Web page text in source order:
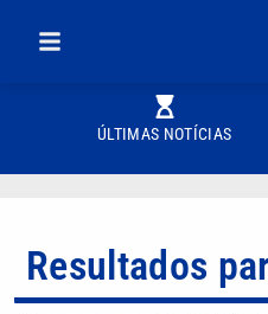
ÚLTIMAS NOTÍCIAS
Resultados